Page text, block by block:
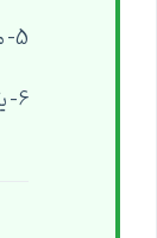
5- من احتمال میدم مانیتور لپ تاپ مشکل سخت افزاری پیدا کرده ...
6- یکی از RAM های لپ تاپ رو دربیارید و دوباره تست کنید.